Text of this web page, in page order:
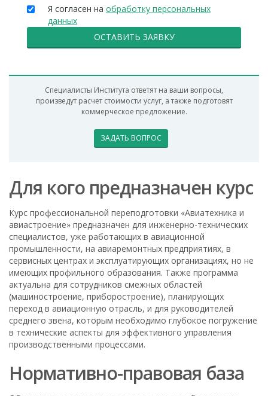
Специалисты Института ответят на ваши вопросы,
произведут расчет стоимости услуг, а также подготовят
коммерческое предложение.
ЗАДАТЬ ВОПРОС
Я согласен на обработку персональных
данных
ОСТАВИТЬ ЗАЯВКУ
Для кого предназначен курс
Курс профессиональной переподготовки «Авиатехника и
авиастроение» предназначен для инженерно-технических
специалистов, уже работающих в авиационной
промышленности, на авиаремонтных предприятиях, в
сервисных центрах и эксплуатирующих организациях, но не
имеющих профильного образования. Также программа
актуальна для сотрудников смежных областей
(машиностроение, приборостроение), планирующих
переход в авиационную отрасль, и для руководителей
среднего звена, которым необходимо глубокое погружение
в технические аспекты для эффективного управления
производственными процессами.
Нормативно-правовая база